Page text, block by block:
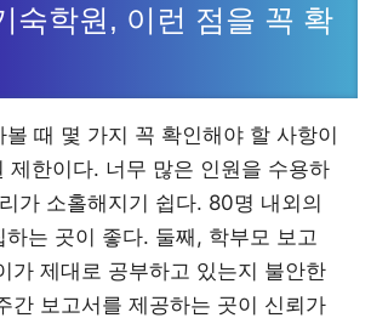
숙학원, 이런 점을 꼭 확
볼 때 몇 가지 꼭 확인해야 할 사항이
제한이다. 너무 많은 인원을 수용하
가 소홀해지기 쉽다. 80명 내외의
하는 곳이 좋다. 둘째, 학부모 보고
가 제대로 공부하고 있는지 불안한
간 보고서를 제공하는 곳이 신뢰가